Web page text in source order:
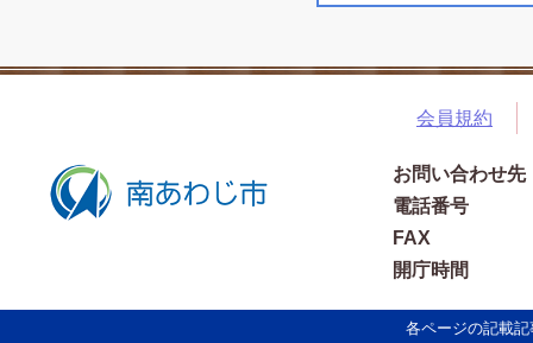
会員規約
お問い合わせ先
電話番号
FAX
開庁時間
各ページの記載